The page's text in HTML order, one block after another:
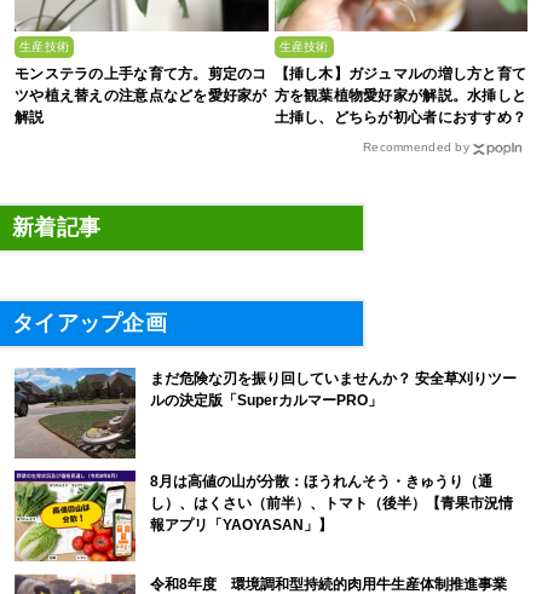
生産技術
モンステラの上手な育て方。剪定のコ
ツや植え替えの注意点などを愛好家が
解説
生産技術
【挿し木】ガジュマルの増し方と育て
方を観葉植物愛好家が解説。水挿しと
土挿し、どちらが初心者におすすめ？
Recommended by
新着記事
タイアップ企画
まだ危険な刃を振り回していませんか？ 安全草刈りツー
ルの決定版「SuperカルマーPRO」
8月は高値の山が分散：ほうれんそう・きゅうり（通
し）、はくさい（前半）、トマト（後半）【青果市況情
報アプリ「YAOYASAN」】
令和8年度 環境調和型持続的肉用牛生産体制推進事業